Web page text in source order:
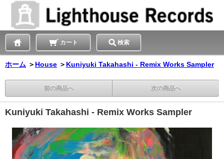
カート 検索
ホーム ＞ House ＞ Kuniyuki Takahashi - Remix Works Sampler
前の商品へ 次の商品へ
Kuniyuki Takahashi - Remix Works Sampler